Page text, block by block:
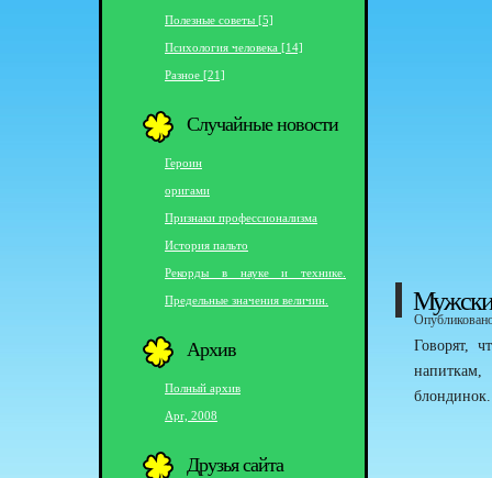
Говорят,
напиткам,
блондинок.
Полезные советы [5]
Психология человека [14]
Разное [21]
Случайные новости
Героин
оригами
Признаки профессионализма
История пальто
Рекорды в науке и технике.
Предельные значения величин.
Архив
Полный архив
Apr, 2008
Друзья сайта